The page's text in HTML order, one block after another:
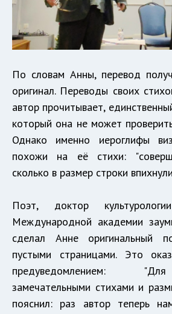
По словам Анны, перевод
оригинал. Переводы своих
автор прочитывает,
который она не может
Однако именно иероглифы
похожи на её стихи:
сколько в размер строки
Поэт, доктор
Международной академии
сделал Анне оригинальный
пустыми страницами. Это
предуведомлением:
замечательными стихами и
пояснил: раз автор теперь